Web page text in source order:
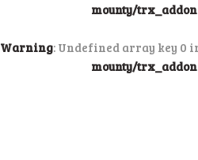
mounty/
Warning: Undefined array key 0
mounty/